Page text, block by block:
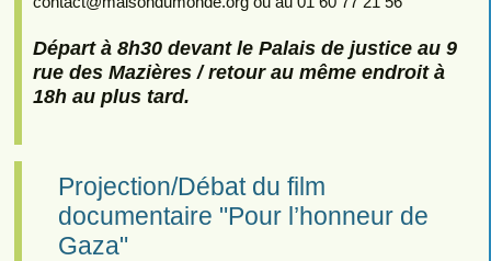
Départ à 8h30 devant le Palais de justice au 9
rue des Mazières / retour au même endroit à
18h au plus tard.
Projection/Débat du film
documentaire "Pour l’honneur de
Gaza"